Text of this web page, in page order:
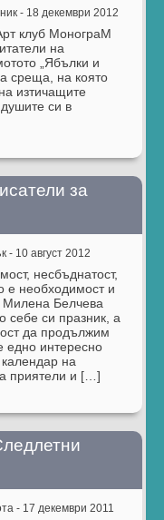
- 18 декември 2012
клуб МонограМ
на
„Ябълки и
среща, на която
изтичащите
си в
за
- 10 август 2012
несбъднатост,
е необходимост и
Милена Белчева
себе си празник, а
да продължим
едно интересно
на
приятели и […]
- 17 декември 2011